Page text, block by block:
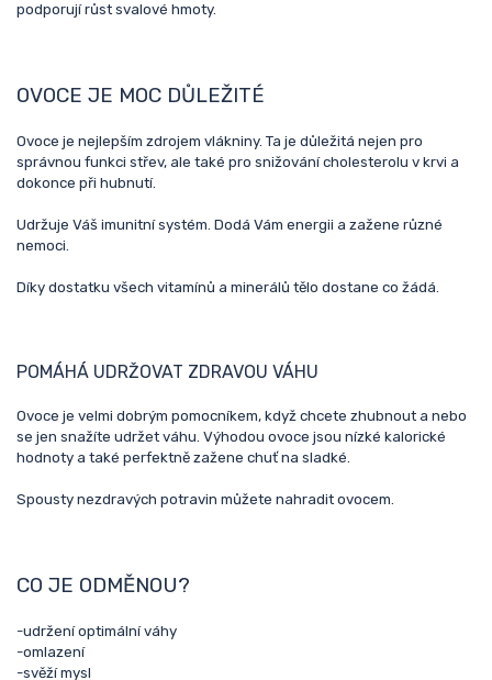
podporují růst svalové hmoty.
OVOCE JE MOC DŮLEŽITÉ
Ovoce je nejlepším zdrojem vlákniny. Ta je důležitá nejen pro
správnou funkci střev, ale také pro snižování cholesterolu v krvi a
dokonce při hubnutí.
Udržuje Váš imunitní systém. Dodá Vám energii a zažene různé
nemoci.
Díky dostatku všech vitamínů a minerálů tělo dostane co žádá.
POMÁHÁ UDRŽOVAT ZDRAVOU VÁHU
Ovoce je velmi dobrým pomocníkem, když chcete zhubnout a nebo
se jen snažíte udržet váhu. Výhodou ovoce jsou nízké kalorické
hodnoty a také perfektně zažene chuť na sladké.
Spousty nezdravých potravin můžete nahradit ovocem.
CO JE ODMĚNOU?
-udržení optimální váhy
-omlazení
-svěží mysl